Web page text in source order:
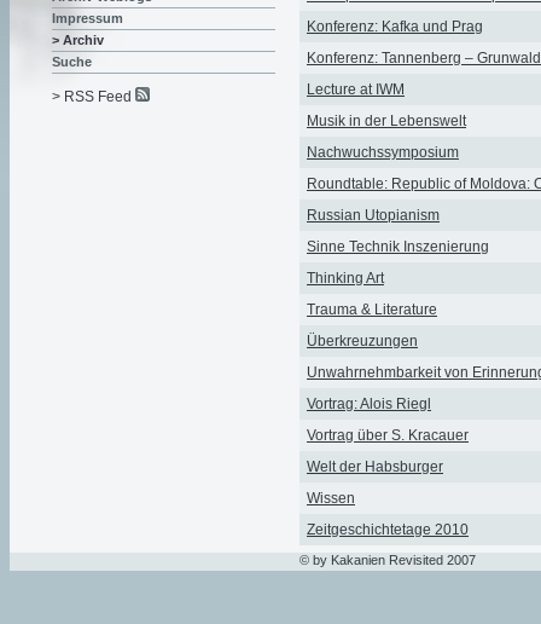
Konferenz: Kafka und Prag
Konferenz: Tannenberg –
Lecture at IWM
Musik in der Lebenswelt
Nachwuchssymposium
Roundtable: Republic of Moldova:
Russian Utopianism
Sinne Technik Inszenierung
Thinking Art
Trauma & Literature
Überkreuzungen
Unwahrnehmbarkeit von
Vortrag: Alois Riegl
Vortrag über S. Kracauer
Welt der Habsburger
Wissen
Zeitgeschichtetage 2010
Impressum
> Archiv
Suche
> RSS Feed
© by Kakanien Revisited 2007